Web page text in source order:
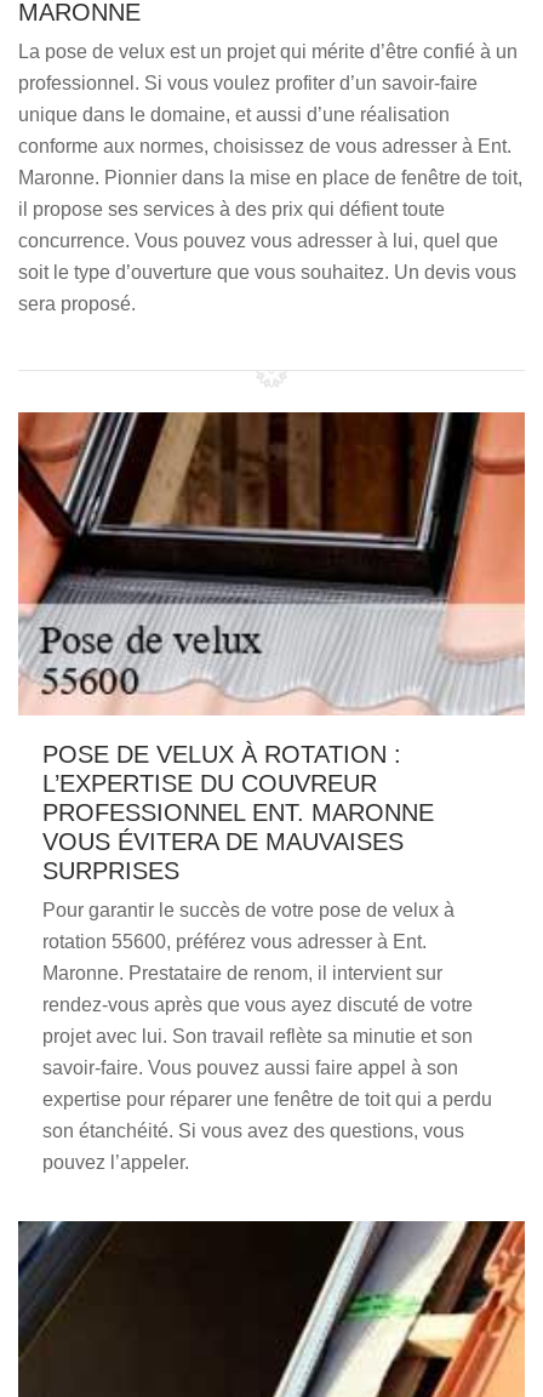
MARONNE
La pose de velux est un projet qui mérite d’être confié à un
professionnel. Si vous voulez profiter d’un savoir-faire
unique dans le domaine, et aussi d’une réalisation
conforme aux normes, choisissez de vous adresser à Ent.
Maronne. Pionnier dans la mise en place de fenêtre de toit,
il propose ses services à des prix qui défient toute
concurrence. Vous pouvez vous adresser à lui, quel que
soit le type d’ouverture que vous souhaitez. Un devis vous
sera proposé.
POSE DE VELUX À ROTATION :
L’EXPERTISE DU COUVREUR
PROFESSIONNEL ENT. MARONNE
VOUS ÉVITERA DE MAUVAISES
SURPRISES
Pour garantir le succès de votre pose de velux à
rotation 55600, préférez vous adresser à Ent.
Maronne. Prestataire de renom, il intervient sur
rendez-vous après que vous ayez discuté de votre
projet avec lui. Son travail reflète sa minutie et son
savoir-faire. Vous pouvez aussi faire appel à son
expertise pour réparer une fenêtre de toit qui a perdu
son étanchéité. Si vous avez des questions, vous
pouvez l’appeler.